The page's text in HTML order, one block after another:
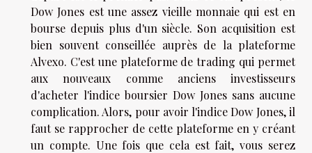
Dow Jones est une assez vieille monnaie qui est en
bourse depuis plus d'un siècle. Son acquisition est
bien souvent conseillée auprès de la plateforme
Alvexo. C'est une plateforme de trading qui permet
aux nouveaux comme anciens investisseurs
d'acheter l'indice boursier Dow Jones sans aucune
complication. Alors, pour avoir l'indice Dow Jones, il
faut se rapprocher de cette plateforme en y créant
un compte. Une fois que cela est fait, vous serez